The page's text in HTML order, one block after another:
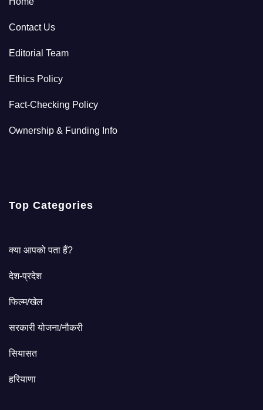
Contact Us
Editorial Team
Ethics Policy
Fact-Checking Policy
Ownership & Funding Info
Top Categories
क्या आपको पता हैं?
देश-प्रदेश
फिल्म/खेल
सरकारी योजना/नौकरी
सियासत
हरियाणा